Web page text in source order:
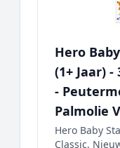
Hero
(1+ Jaar)
-
Palmolie
Hero Baby
Classic.